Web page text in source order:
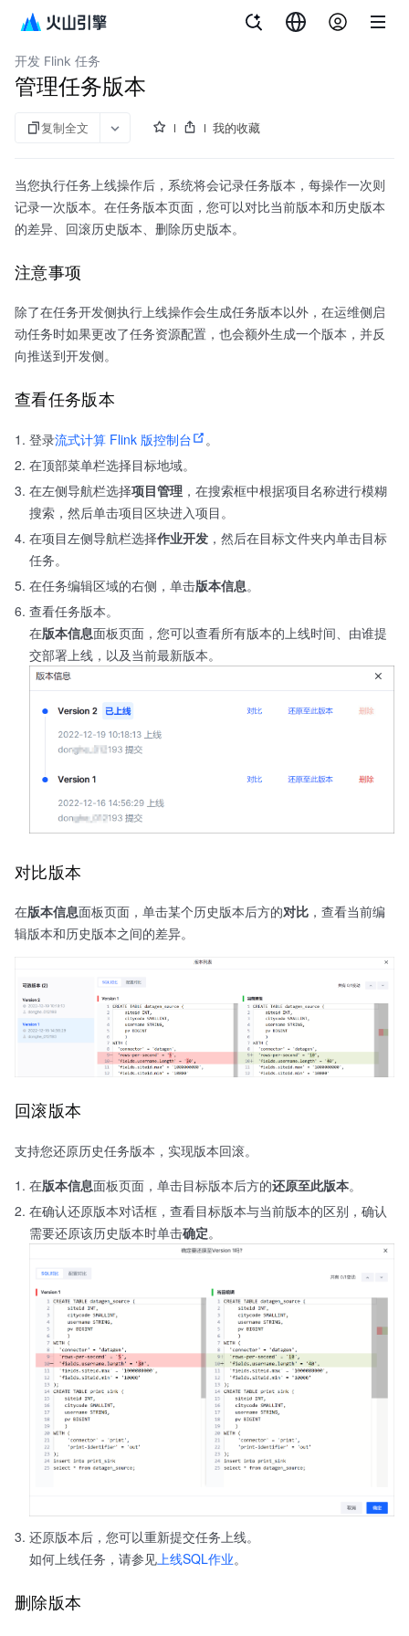
流式计算 Flink版
开发 Flink 任务
管理任务版本
复制全文 我的收藏
当您执行任务上线操作后，系统将会记录任务版本，每操作一次则
记录一次版本。在任务版本页面，您可以对比当前版本和历史版本
的差异、回滚历史版本、删除历史版本。
注意事项
除了在任务开发侧执行上线操作会生成任务版本以外，在运维侧启
动任务时如果更改了任务资源配置，也会额外生成一个版本，并反
向推送到开发侧。
查看任务版本
登录流式计算 Flink 版控制台
。
在顶部菜单栏选择目标地域。
在左侧导航栏选择项目管理 ，在搜索框中根据项目名称进行模糊
搜索，然后单击项目区块进入项目。
在项目左侧导航栏选择作业开发 ，然后在目标文件夹内单击目标
任务。
在任务编辑区域的右侧，单击版本信息。
查看任务版本。
在版本信息面板页面，您可以查看所有版本的上线时间、由谁提
交部署上线，以及当前最新版本。
对比版本
在版本信息面板页面，单击某个历史版本后方的对比 ，查看当前编
辑版本和历史版本之间的差异。
回滚版本
支持您还原历史任务版本，实现版本回滚。
在版本信息面板页面，单击目标版本后方的还原至此版本。
在确认还原版本对话框，查看目标版本与当前版本的区别，确认
需要还原该历史版本时单击确定。
还原版本后，您可以重新提交任务上线。
如何上线任务，请参见上线SQL作业。
删除版本